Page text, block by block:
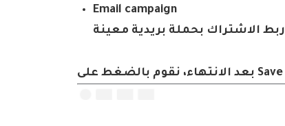
Email campaign
ربط الاشتراك بحملة بريدية معينة
Save